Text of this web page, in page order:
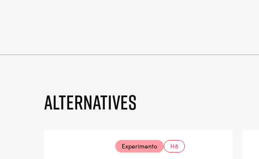
Alternatives
Experimento H8